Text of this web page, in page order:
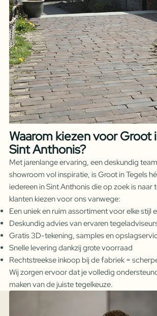
Waarom kiezen voor Groot
Sint Anthonis?
Met jarenlange ervaring, een deskundig
showroom vol inspiratie, is Groot in Tegels
iedereen in Sint Anthonis die op zoek is naar
klanten kiezen voor ons vanwege:
Een uniek en ruim assortiment voor elke stijl
Deskundig advies van ervaren
Gratis 3D-tekening, samples en
Snelle levering dankzij grote voorraad
Rechtstreekse inkoop bij de fabriek =
Wij zorgen ervoor dat je volledig
maken van de juiste tegelkeuze.